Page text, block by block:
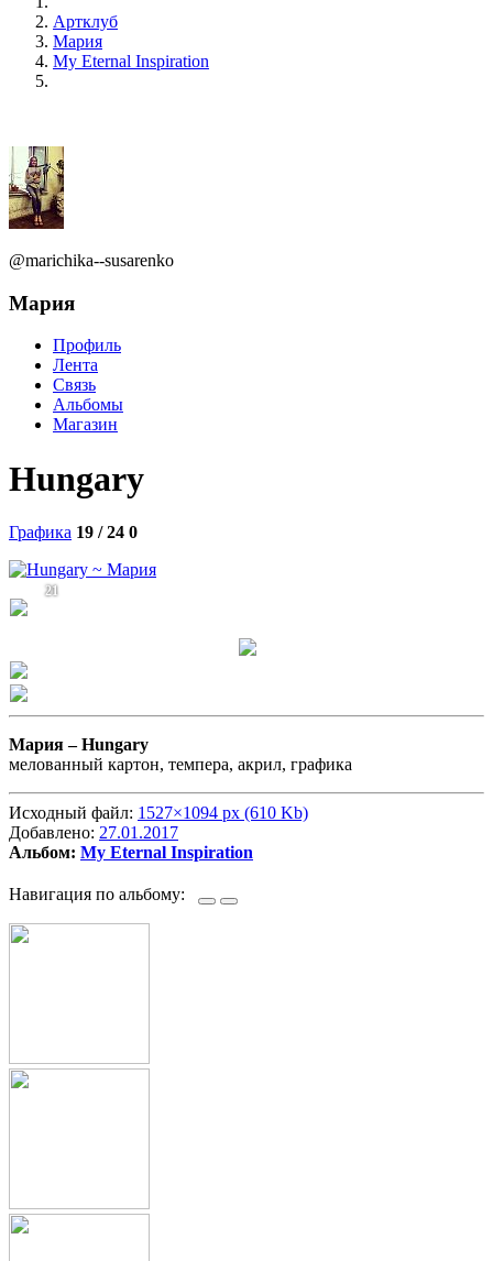
Артклуб
Мария
My Eternal Inspiration
@marichika--susarenko
Мария
Профиль
Лента
Связь
Альбомы
Магазин
Hungary
Графика 19 / 24 0
21
Мария –Hungary
мелованный картон, темпера, акрил, графика
Исходный файл: 1527×1094 px (610 Kb)
Добавлено: 27.01.2017
Альбом: My Eternal Inspiration
Навигация по альбому: